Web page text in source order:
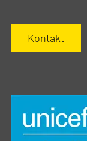
Kontakt